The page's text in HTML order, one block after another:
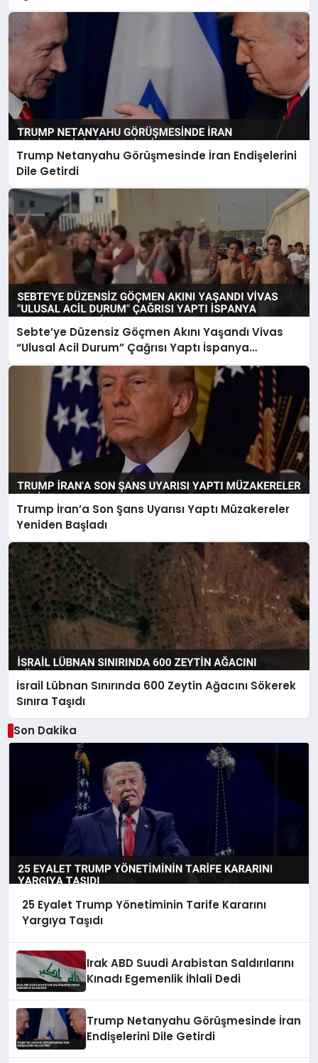
Trump Netanyahu Görüşmesinde İran Endişelerini
Dile Getirdi
Sebte’ye Düzensiz Göçmen Akını Yaşandı Vivas
“Ulusal Acil Durum” Çağrısı Yaptı İspanya
Harekete Geçti
Trump İran’a Son Şans Uyarısı Yaptı Müzakereler
Yeniden Başladı
İsrail Lübnan Sınırında 600 Zeytin Ağacını Sökerek
Sınıra Taşıdı
Son Dakika
25 Eyalet Trump Yönetiminin Tarife Kararını
Yargıya Taşıdı
Irak ABD Suudi Arabistan Saldırılarını
Kınadı Egemenlik İhlali Dedi
Trump Netanyahu Görüşmesinde İran
Endişelerini Dile Getirdi